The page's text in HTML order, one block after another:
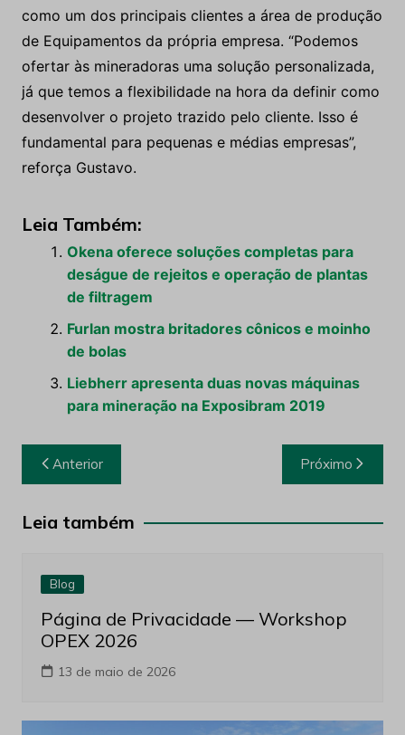
como um dos principais clientes a área de produção
de Equipamentos da própria empresa. “Podemos
ofertar às mineradoras uma solução personalizada,
já que temos a flexibilidade na hora da definir como
desenvolver o projeto trazido pelo cliente. Isso é
fundamental para pequenas e médias empresas”,
reforça Gustavo.
Leia Também:
Okena oferece soluções completas para
deságue de rejeitos e operação de plantas
de filtragem
Furlan mostra britadores cônicos e moinho
de bolas
Liebherr apresenta duas novas máquinas
para mineração na Exposibram 2019
Navegação
de
Post
Anterior Próximo
Leia também
Blog
Página de Privacidade — Workshop
OPEX 2026
13 de maio de 2026